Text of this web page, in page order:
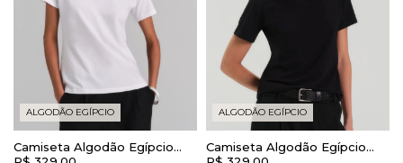
ALGODÃO EGÍPCIO
Camiseta Algodão Egípcio
ALGODÃO EGÍPCIO
Camiseta Algodão Egípcio